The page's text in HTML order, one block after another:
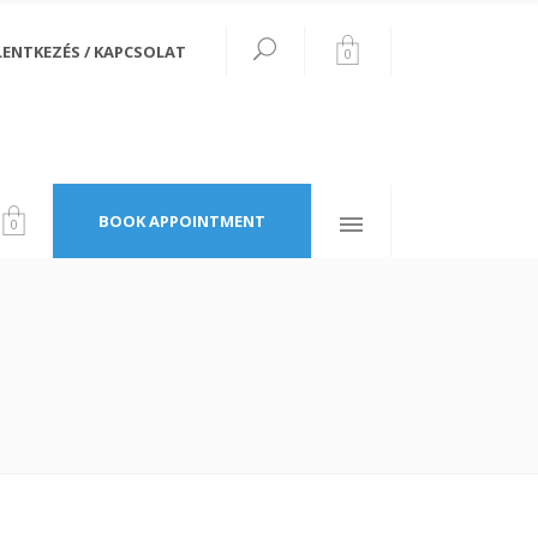
New York, W2 3XE
0 BOOK APPOINTMENT
/ KAPCSOLAT 0